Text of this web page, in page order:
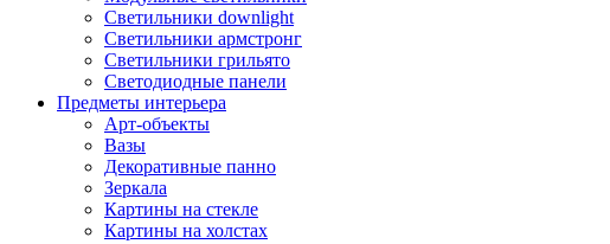
Светильники downlight
Светильники армстронг
Светильники грильято
Светодиодные панели
Предметы интерьера
Арт-объекты
Вазы
Декоративные панно
Зеркала
Картины на стекле
Картины на холстах